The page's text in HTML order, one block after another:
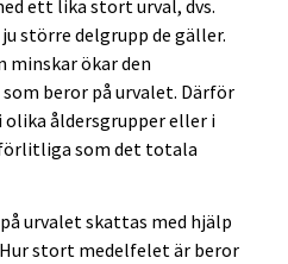
ett lika stort urval, dvs.
större delgrupp de gäller.
minskar ökar den
beror på urvalet. Därför
åldersgrupper eller i
som det totala
urvalet skattas med hjälp
stort medelfelet är beror